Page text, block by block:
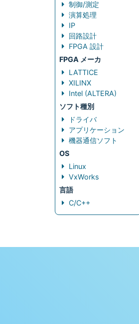
制御/測定
演算処理
IP
回路設計
FPGA 設計
FPGA メーカ
LATTICE
XILINX
Intel (ALTERA)
ソフト種別
ドライバ
アプリケーション
機器通信ソフト
OS
Linux
VxWorks
言語
C/C++